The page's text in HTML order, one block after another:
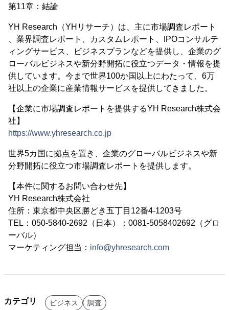
第11章：結論
YH Research（YHリサーチ）は、主に市場調査レポート
、業界調査レポート、カスタムレポート、IPOコンサルテ
ィングサービス、ビジネスプランなどを提供し、企業のグ
ローバルビジネスや新分野開拓に役立つデータ・情報を提
供しています。今まで世界100か国以上にわたって、6万
社以上の企業に産業情報サービスを提供してきました。
【企業に市場調査レポートを提供するYH Research株式会
社】
https://www.yhresearch.co.jp
世界5カ国に拠点を置き、企業のグローバルビジネスや新
分野開拓に役立つ市場調査レポートを提供します。
【本件に関するお問い合わせ先】
YH Research株式会社
住所：東京都中央区勝どき五丁目12番4-1203号
TEL：050-5840-2692（日本）；0081-5058402692（グロ
ーバル）
マーケティング担当： info@yhresearch.com
カテゴリ ビジネス 調査